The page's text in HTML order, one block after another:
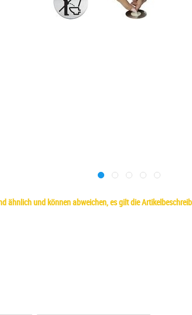
ähnlich und können abweichen, es gilt die